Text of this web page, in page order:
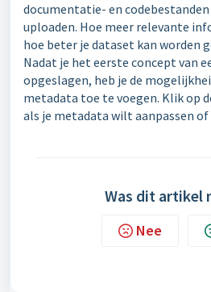
documentatie- en
uploaden. Hoe meer relevante
hoe beter je dataset kan worden
Nadat je het eerste concept van
opgeslagen, heb je de
metadata toe te voegen. Klik op
als je metadata wilt aanpassen
Was dit artikel
Nee